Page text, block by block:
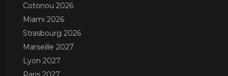
Cotonou 2026
Miami 2026
Strasbourg 2026
Marseille 2027
Lyon 2027